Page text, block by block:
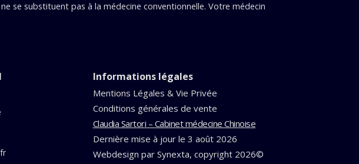
se substituent pas à la médecine conventionnelle. Votre médecin
Informations légales
Mentions Légales & Vie Privée
Conditions générales de vente
Claudia Sartori – Cabinet médecine Chinoise
Dernière mise à jour le 3 août 2026
Webdesign par Synexta, copyright2026©